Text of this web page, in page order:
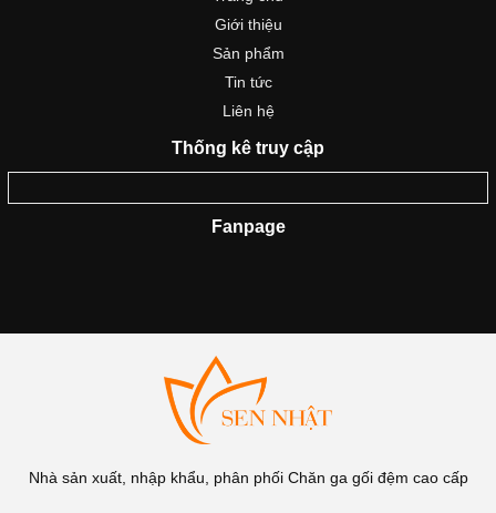
Sản phẩm
Tin tức
Liên hệ
Thống kê truy cập
Nhà sản xuất, nhập khẩu, phân phối Chăn ga gối đệm cao cấp